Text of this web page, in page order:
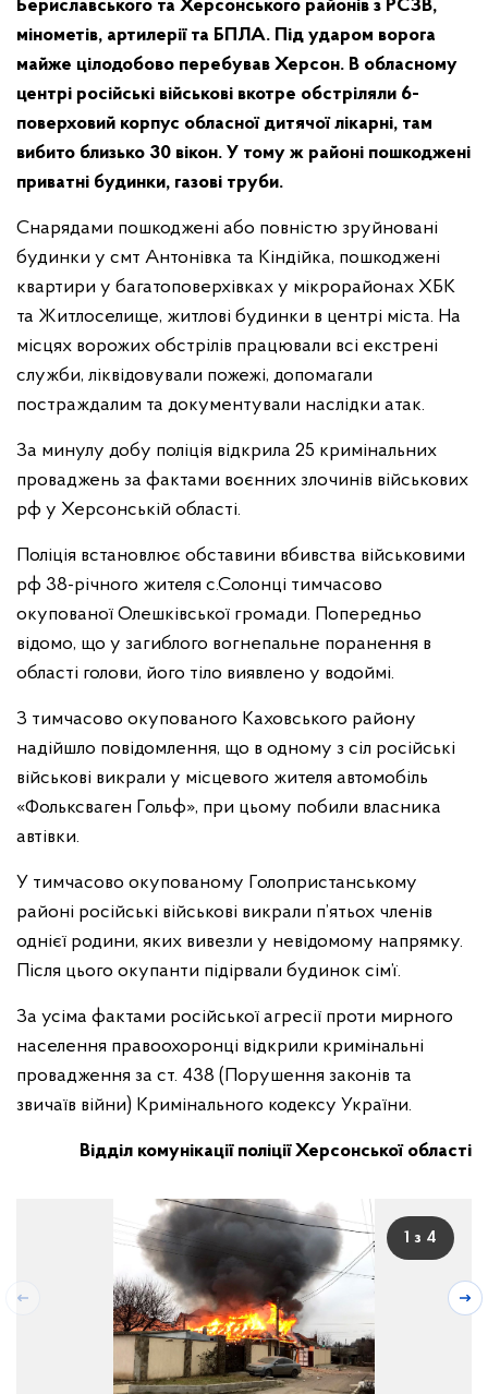
Бериславського та Херсонського районів з РСЗВ,
мінометів, артилерії та БПЛА. Під ударом ворога
майже цілодобово перебував Херсон. В обласному
центрі російські військові вкотре обстріляли 6-
поверховий корпус обласної дитячої лікарні, там
вибито близько 30 вікон. У тому ж районі пошкоджені
приватні будинки, газові труби.
Снарядами пошкоджені або повністю зруйновані
будинки у смт Антонівка та Кіндійка, пошкоджені
квартири у багатоповерхівках у мікрорайонах ХБК
та Житлоселище, житлові будинки в центрі міста. На
місцях ворожих обстрілів працювали всі екстрені
служби, ліквідовували пожежі, допомагали
постраждалим та документували наслідки атак.
За минулу добу поліція відкрила 25 кримінальних
проваджень за фактами воєнних злочинів військових
рф у Херсонській області.
Поліція встановлює обставини вбивства військовими
рф 38-річного жителя с.Солонці тимчасово
окупованої Олешківської громади. Попередньо
відомо, що у загиблого вогнепальне поранення в
області голови, його тіло виявлено у водоймі.
З тимчасово окупованого Каховського району
надійшло повідомлення, що в одному з сіл російські
військові викрали у місцевого жителя автомобіль
«Фольксваген Гольф», при цьому побили власника
автівки.
У тимчасово окупованому Голопристанському
районі російські військові викрали п’ятьох членів
однієї родини, яких вивезли у невідомому напрямку.
Після цього окупанти підірвали будинок сім’ї.
За усіма фактами російської агресії проти мирного
населення правоохоронці відкрили кримінальні
провадження за ст. 438 (Порушення законів та
звичаїв війни) Кримінального кодексу України.
Відділ комунікації поліції Херсонської області
1 з 4